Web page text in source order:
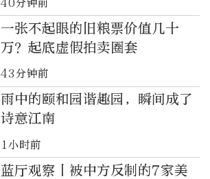
40分钟前
一张不起眼的旧粮票价值几十
万？起底虚假拍卖圈套
43分钟前
雨中的颐和园谐趣园，瞬间成了
诗意江南
1小时前
蓝厅观察丨被中方反制的7家美